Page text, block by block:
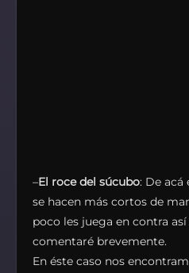
–El roce del súcubo: De acá
se hacen más cortos de
poco les juega en contra
comentaré brevemente.
En éste caso nos